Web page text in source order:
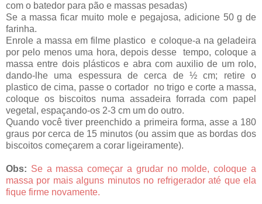
com o batedor para pão e massas pesadas)
Se a massa ficar muito mole e pegajosa, adicione 50 g de
farinha.
Enrole a massa em filme plastico e coloque-a na geladeira
por pelo menos uma hora, depois desse tempo, coloque a
massa entre dois plásticos e abra com auxilio de um rolo,
dando-lhe uma espessura de cerca de ½ cm; retire o
plastico de cima, passe o cortador no trigo e corte a massa,
coloque os biscoitos numa assadeira forrada com papel
vegetal, espaçando-os 2-3 cm um do outro.
Quando você tiver preenchido a primeira forma, asse a 180
graus por cerca de 15 minutos (ou assim que as bordas dos
biscoitos começarem a corar ligeiramente).
Obs: Se a massa começar a grudar no molde, coloque a
massa por mais alguns minutos no refrigerador até que ela
fique firme novamente.